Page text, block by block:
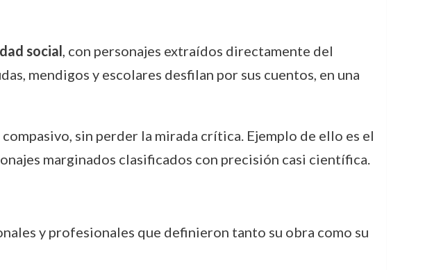
social, con personajes extraídos directamente del
mendigos y escolares desfilan por sus cuentos, en una
sin perder la mirada crítica. Ejemplo de ello es el
marginados clasificados con precisión casi científica.
y profesionales que definieron tanto su obra como su